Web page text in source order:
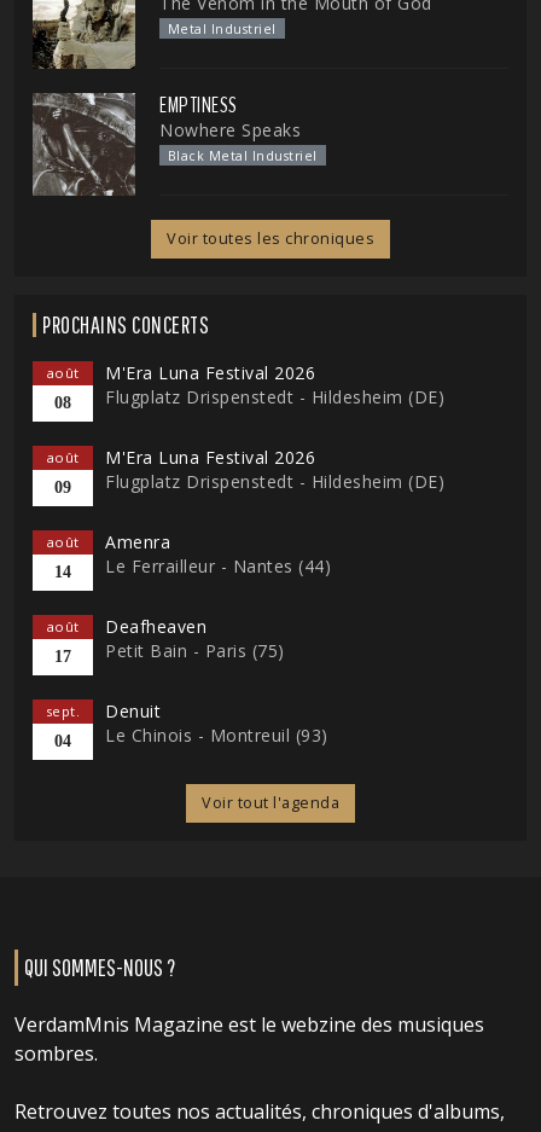
Metal Industriel
EMPTINESS
Nowhere Speaks
Black Metal Industriel
Voir toutes les chroniques
PROCHAINS CONCERTS
août
08
M'Era Luna Festival 2026
Flugplatz Drispenstedt - Hildesheim (DE)
août
09
M'Era Luna Festival 2026
Flugplatz Drispenstedt - Hildesheim (DE)
août
14
Amenra
Le Ferrailleur - Nantes (44)
août
17
Deafheaven
Petit Bain - Paris (75)
sept.
04
Denuit
Le Chinois - Montreuil (93)
Voir tout l'agenda
QUI SOMMES-NOUS ?
VerdamMnis Magazine est le webzine des musiques
sombres.
Retrouvez toutes nos actualités, chroniques d'albums,